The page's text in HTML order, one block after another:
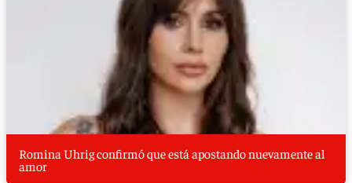
Romina Uhrig confirmó que está apostando nuevamente al
amor